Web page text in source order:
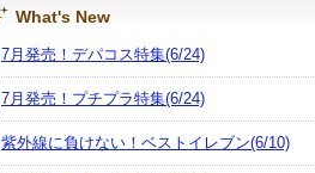
What's New
7月発売！デパコス特集(6/24)
7月発売！プチプラ特集(6/24)
紫外線に負けない！ベストイレブン(6/10)